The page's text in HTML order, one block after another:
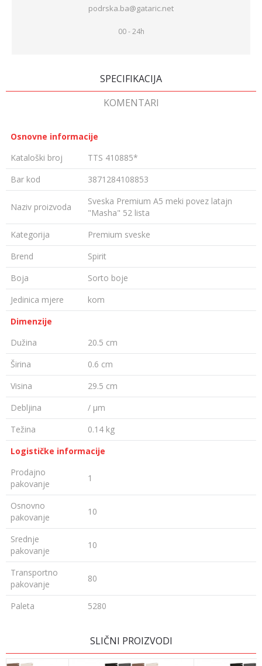
podrska.ba@gataric.net
00 - 24h
SPECIFIKACIJA
KOMENTARI
Osnovne informacije
Kataloški broj
TTS 410885*
Bar kod
3871284108853
Naziv proizvoda
Sveska Premium A5 meki povez latajn
"Masha" 52 lista
Kategorija
Premium sveske
Brend
Spirit
Boja
Sorto boje
Jedinica mjere
kom
Dimenzije
Dužina
20.5 cm
Širina
0.6 cm
Visina
29.5 cm
Debljina
/ µm
Težina
0.14 kg
Logističke informacije
Prodajno
pakovanje
1
Osnovno
pakovanje
10
Srednje
pakovanje
10
Transportno
pakovanje
80
Paleta 5280
SLIČNI PROIZVODI